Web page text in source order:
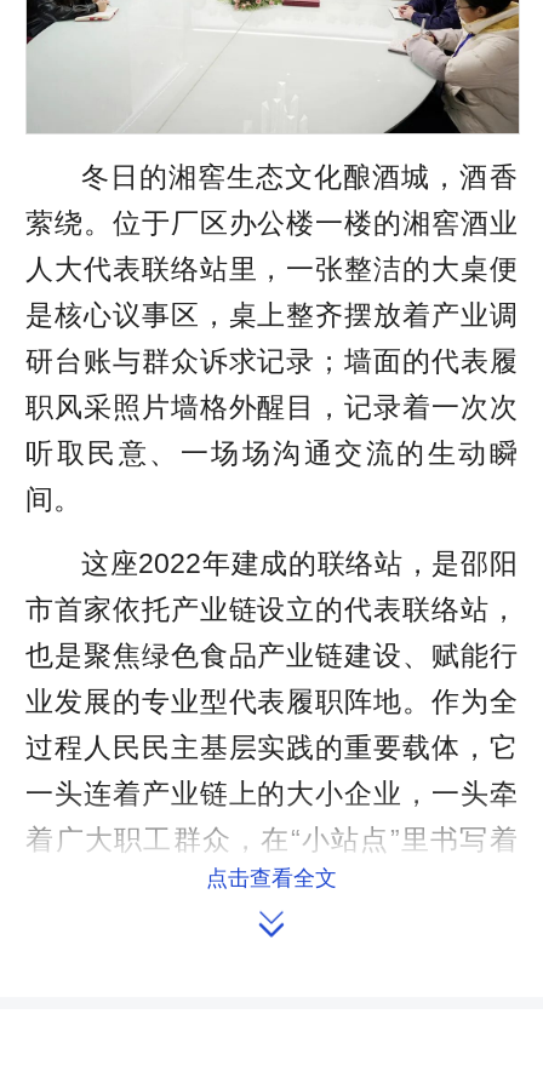
冬日的湘窖生态文化酿酒城，酒香
萦绕。位于厂区办公楼一楼的湘窖酒业
人大代表联络站里，一张整洁的大桌便
是核心议事区，桌上整齐摆放着产业调
研台账与群众诉求记录；墙面的代表履
职风采照片墙格外醒目，记录着一次次
听取民意、一场场沟通交流的生动瞬
间。
这座2022年建成的联络站，是邵阳
市首家依托产业链设立的代表联络站，
也是聚焦绿色食品产业链建设、赋能行
业发展的专业型代表履职阵地。作为全
过程人民民主基层实践的重要载体，它
一头连着产业链上的大小企业，一头牵
着广大职工群众，在“小站点”里书写着
产业赋能与民生服务的鲜活故事。
点击查看全文
